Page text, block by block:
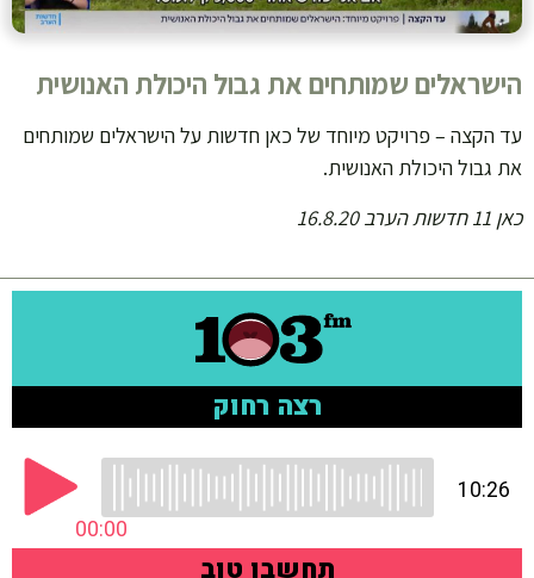
הישראלים שמותחים את גבול היכולת האנושית
עד הקצה – פרויקט מיוחד של כאן חדשות על הישראלים שמותחים
את גבול היכולת האנושית.
כאן 11 חדשות הערב 16.8.20